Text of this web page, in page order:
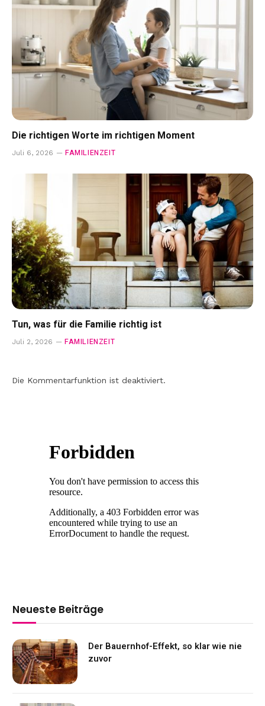
Die richtigen Worte im richtigen Moment
Juli 6, 2026 FAMILIENZEIT
Tun, was für die Familie richtig ist
Juli 2, 2026 FAMILIENZEIT
Die Kommentarfunktion ist deaktiviert.
Neueste Beiträge
Der Bauernhof-Effekt, so klar wie nie
zuvor